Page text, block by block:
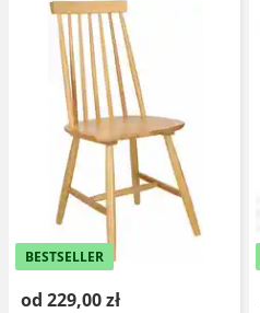
BESTSELLER
od 229,00 zł